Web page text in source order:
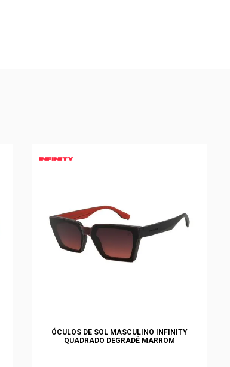
ÓCULOS DE SOL MASCULINO INFINITY
QUADRADO DEGRADÊ MARROM